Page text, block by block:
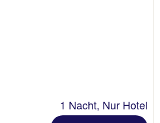
1 Nacht, Nur Hotel